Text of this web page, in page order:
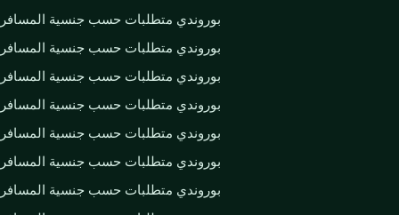
بوروندي متطلبات حسب جنسية المسافر
بوروندي متطلبات حسب جنسية المسافر
بوروندي متطلبات حسب جنسية المسافر
بوروندي متطلبات حسب جنسية المسافر
بوروندي متطلبات حسب جنسية المسافر
بوروندي متطلبات حسب جنسية المسافر
بوروندي متطلبات حسب جنسية المسافر